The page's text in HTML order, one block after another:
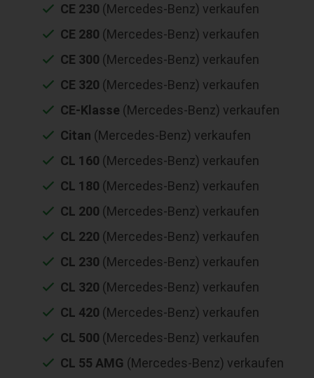
CE 230 (Mercedes-Benz) verkaufen
CE 280 (Mercedes-Benz) verkaufen
CE 300 (Mercedes-Benz) verkaufen
CE 320 (Mercedes-Benz) verkaufen
CE-Klasse (Mercedes-Benz) verkaufen
Citan (Mercedes-Benz) verkaufen
CL 160 (Mercedes-Benz) verkaufen
CL 180 (Mercedes-Benz) verkaufen
CL 200 (Mercedes-Benz) verkaufen
CL 220 (Mercedes-Benz) verkaufen
CL 230 (Mercedes-Benz) verkaufen
CL 320 (Mercedes-Benz) verkaufen
CL 420 (Mercedes-Benz) verkaufen
CL 500 (Mercedes-Benz) verkaufen
CL 55 AMG (Mercedes-Benz) verkaufen